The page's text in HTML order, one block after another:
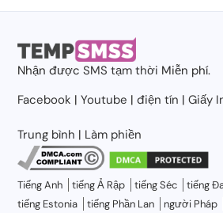
Nhận đượcSMS tạm thời Miễn phí.
Facebook |Youtube |điện tín |Giấy
Trung bình | Làm phiền
Tiếng Anh tiếng Ả Rập tiếng Séc tiếng
tiếng Estonia
tiếng Phần Lan người Pháp